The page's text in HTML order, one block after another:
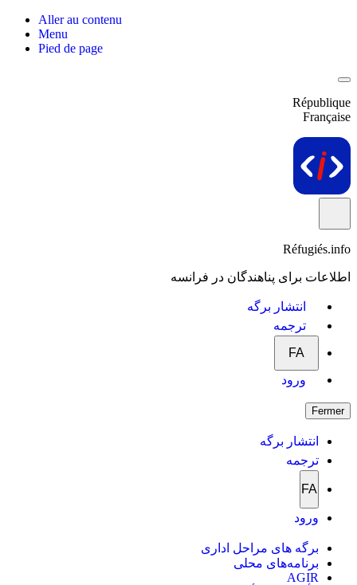
Aller au contenu
Menu
Pied de page
République
Française
Réfugiés.info
اطلاعات برای پناهندگان در فرانسه
انتشار برگه
ترجمه
FA
ورود
Fermer
انتشار برگه
ترجمه
FA
ورود
برگه های مراحل اداری
برنامه‌های محلی
AGIR